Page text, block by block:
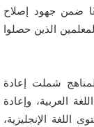
ضمن جهود إصلاح
الذين حصلوا
شملت إعادة
العربية، وإعادة
اللغة الإنجليزية،